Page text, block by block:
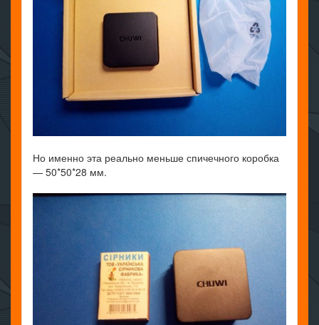
Но именно эта реально меньше спичечного коробка
— 50*50*28 мм.